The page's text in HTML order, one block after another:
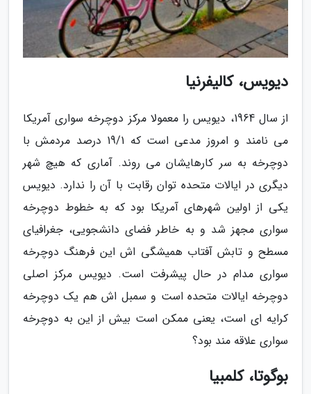
دیویس، کالیفرنیا
از سال 1964، دیویس را معمولا مرکز دوچرخه سواری آمریکا
می نامند و امروز مدعی است که 19/1 درصد مردمش با
دوچرخه به سر کارهایشان می روند. آماری که هیچ شهر
دیگری در ایالات متحده توان رقابت با آن را ندارد. دیویس
یکی از اولین شهرهای آمریکا بود که به خطوط دوچرخه
سواری مجهز شد و به خاطر فضای دانشجویی، جغرافیای
مسطح و تابش آفتاب همیشگی اش این فرهنگ دوچرخه
سواری مدام در حال پیشرفت است. دیویس مرکز اصلی
دوچرخه ایالات متحده است و سمبل اش هم یک دوچرخه
کرایه ای است، یعنی ممکن است بیش از این به دوچرخه
سواری علاقه مند بود؟
بوگوتا، کلمبیا